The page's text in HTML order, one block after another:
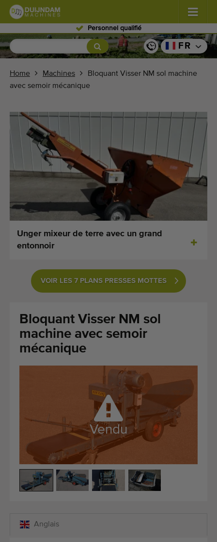
Personnel qualifié
Fleurs et plantes (587)
Légumes de serre (350)
Fruits (336)
Convoyeurs (441)
Vendre vos machines!
Recherche par type
Dernières machines consultées
Alertes Machines
Importez une machine
Marques
À propos de nous
FAQ
Équipement de qualité
Personnel qualifié
Livraison dans le monde entier
Depuis 1977
FR
Home Machines
Bloquant Visser NM sol machine
avec semoir mécanique
Unger mixeur de terre avec un grand
entonnoir
VOIR LES 7 PLANS PRESSES MOTTES
Bloquant Visser NM sol
machine avec semoir
mécanique
Vendu
Anglais